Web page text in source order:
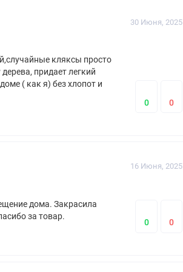
30 Июня, 2025
кляксы просто
придает легкий
( как я) без хлопот и
0 0
16 Июня, 2025
дома. Закрасила
за товар.
0 0